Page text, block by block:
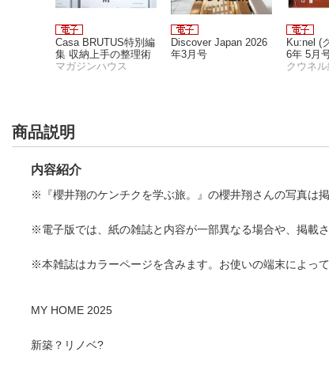
Casa BRUTUS特別編
集 収納上手の整理術
マガジンハウス
Discover Japan 2026
年3月号
Ku:nel (
6年 5月
き寄せる
クウネ
商品説明
内容紹介
※『櫻井翔のケンチクを学ぶ旅。』の櫻井翔さんの写真は掲
※電子版では、紙の雑誌と内容が一部異なる場合や、掲載
※本雑誌はカラーページを含みます。お使いの端末によっ
MY HOME 2025
新築？リノベ?